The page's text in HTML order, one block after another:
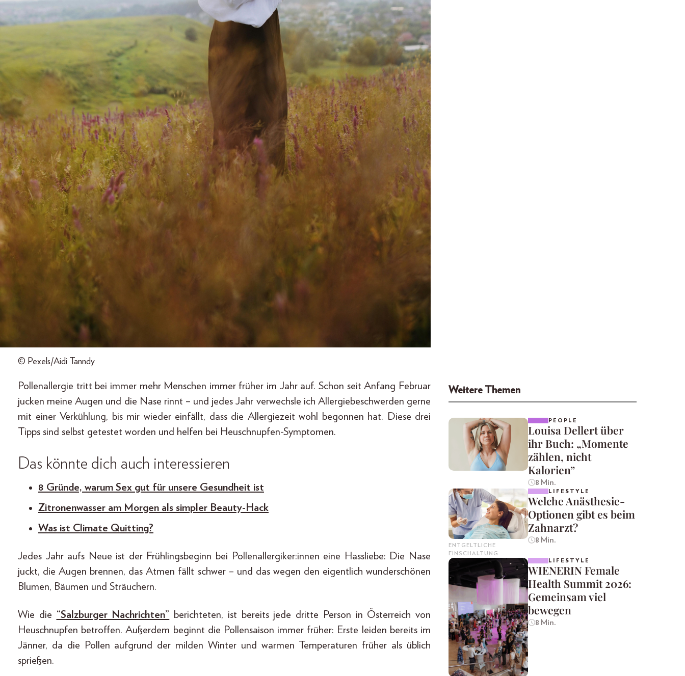
© Pexels/Aidi Tanndy
Pollenallergie tritt bei immer mehr Menschen immer früher im Jahr auf. Schon seit Anfang Februar
jucken meine Augen und die Nase rinnt – und jedes Jahr verwechsle ich Allergiebeschwerden gerne
mit einer Verkühlung, bis mir wieder einfällt, dass die Allergiezeit wohl begonnen hat. Diese drei
Tipps sind selbst getestet worden und helfen bei Heuschnupfen-Symptomen.
Das könnte dich auch interessieren
8 Gründe, warum Sex gut für unsere Gesundheit ist
Zitronenwasser am Morgen als simpler Beauty-Hack
Was ist Climate Quitting?
Jedes Jahr aufs Neue ist der Frühlingsbeginn bei Pollenallergiker:innen eine Hassliebe: Die Nase
juckt, die Augen brennen, das Atmen fällt schwer – und das wegen den eigentlich wunderschönen
Blumen, Bäumen und Sträuchern.
Wie die “Salzburger Nachrichten” berichteten, ist bereits jede dritte Person in Österreich von
Heuschnupfen betroffen. Außerdem beginnt die Pollensaison immer früher: Erste leiden bereits im
Jänner, da die Pollen aufgrund der milden Winter und warmen Temperaturen früher als üblich
sprießen.
Weitere Themen
PEOPLE
Louisa Dellert über
ihr Buch: „Momente
zählen, nicht
Kalorien”
8 Min.
ENTGELTLICHE
EINSCHALTUNG
LIFESTYLE
Welche Anästhesie-
Optionen gibt es beim
Zahnarzt?
8 Min.
LIFESTYLE
WIENERIN Female
Health Summit 2026:
Gemeinsam viel
bewegen
8 Min.